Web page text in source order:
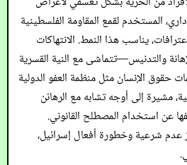
المستخدم لقمع المقاومة الفلسطينية
يناسب هذا النمط. الانتهاكات
والتدنيس—تتماشى مع النية القسرية
حقوق الإنسان مثل منظمة العفو الدولية
مشيرة إلى أوجه تشابه مع الرهائن
عن استخدام المصطلح القانوني.
عدم شرعية وخطورة أفعال إسرائيل،